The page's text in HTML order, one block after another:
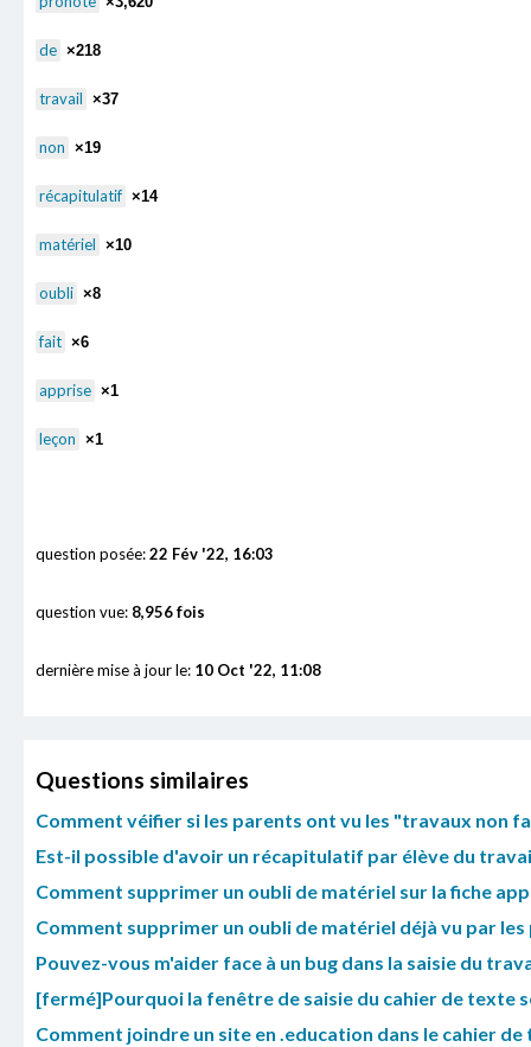
de ×218
travail ×37
non ×19
récapitulatif ×14
matériel ×10
oubli ×8
fait ×6
apprise ×1
leçon ×1
question posée:22 Fév '22, 16:03
question vue: 8,956 fois
dernière mise à jour le: 10 Oct '22, 11:08
Questions similaires
Comment véifier si les parents ont vu les "travaux non
Est-il possible d'avoir un récapitulatif par élève du
Comment supprimer un oubli de matériel sur la fiche
Comment supprimer un oubli de matériel déjà vu par les
Pouvez-vous m'aider face à un bug dans la saisie du
[fermé]Pourquoi la fenêtre de saisie du cahier de texte
Comment joindre un site en .education dans le cahier de